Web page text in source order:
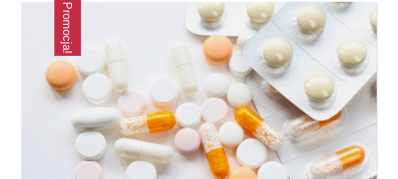
Promocja!